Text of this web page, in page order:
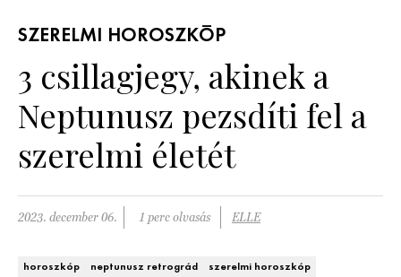
SZÉPSÉG
KULTÚRA
ÉLETMÓD
PÁRKAPCSOLAT
SZERELMI HOROSZKÓP
3 csillagjegy, akinek a
Neptunusz pezsdíti fel a
szerelmi életét
2023. december 06. 1 perc olvasás ELLE
horoszkóp neptunusz retrográd
szerelmi horoszkóp